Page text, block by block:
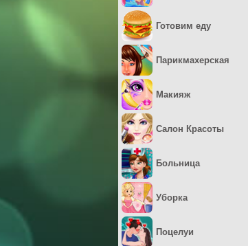
Готовим еду
Парикмахерская
Макияж
Салон Красоты
Больница
Уборка
Поцелуи